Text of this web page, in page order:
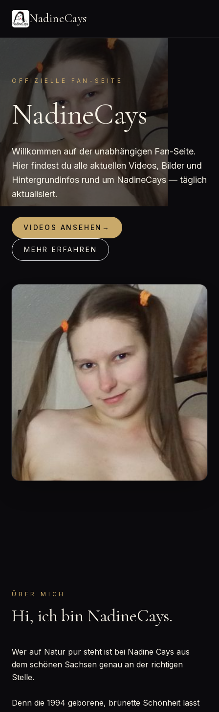
NadineCays
OFFIZIELLE FAN-SEITE
NadineCays
Willkommen auf der unabhängigen Fan-Seite.
Hier findest du alle aktuellen Videos, Bilder und
Hintergrundinfos rund um NadineCays — täglich
aktualisiert.
VIDEOS ANSEHEN →
MEHR ERFAHREN
ÜBER MICH
Hi, ich bin NadineCays.
Wer auf Natur pur steht ist bei Nadine Cays aus
dem schönen Sachsen genau an der richtigen
Stelle.
Denn die 1994 geborene, brünette Schönheit lässt